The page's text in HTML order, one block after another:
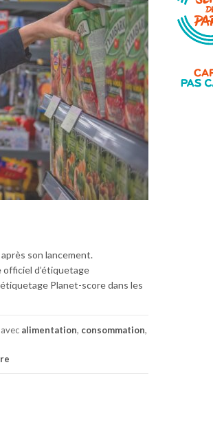
son lancement.
officiel d’étiquetage
Planet-score dans les
alimentation, consommation,